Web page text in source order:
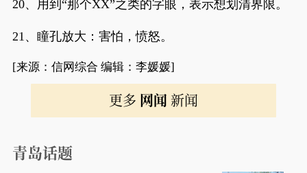
20、用到“那个XX”之类的字眼，表示想划清界限。
21、瞳孔放大：害怕，愤怒。
[来源：信网综合 编辑：李媛媛]
更多 网闻 新闻
青岛话题